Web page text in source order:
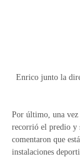
Enrico junto la
Por último, una
recorrió el predio y
comentaron que
instalaciones